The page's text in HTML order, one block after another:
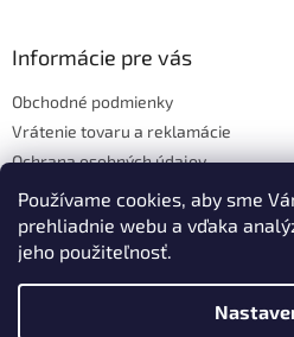
Používame cookies, aby sme
prehliadnie webu a vďaka
jeho použiteľnosť.
Informácie pre vás
Obchodné podmienky
Vrátenie tovaru a reklamácie
Ochrana osobných údajov
Hodnotenie obchodu